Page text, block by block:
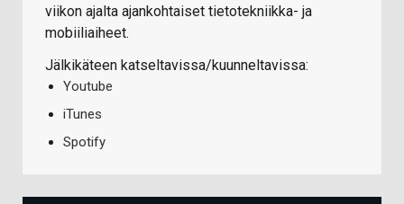
viikon ajalta ajankohtaiset tietotekniikka- ja
mobiiliaiheet.
Jälkikäteen katseltavissa/kuunneltavissa:
Youtube
iTunes
Spotify